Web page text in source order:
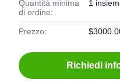
Quantità minima
di ordine:
1
Prezzo:
Richiedi